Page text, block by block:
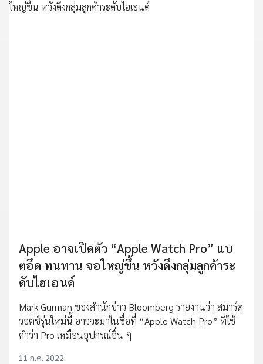
Apple อาจเปิดตัว “Apple Watch Pro” แบ
ตอึด ทนทาน จอใหญ่ขึ้น หวังดึงกลุ่มลูกค้าระ
ดับไฮเอนด์
Mark Gurman ของสำนักข่าว Bloomberg รายงานว่า สมาร์ต
วอตช์รุ่นใหม่นี้ อาจจะมาในชื่อที่ “Apple Watch Pro” ที่ใช้
คำว่า Pro เหมือนอุปกรณ์อื่น ๆ
11 ก.ค. 2022